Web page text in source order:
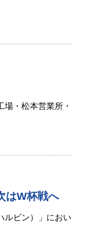
・松本営業所・
はW杯戦へ
ルビン）」におい